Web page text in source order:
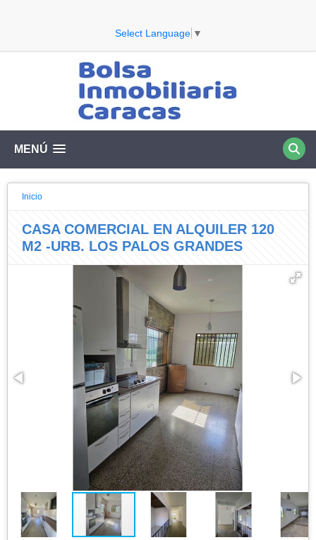
Select Language ▼
MENÚ
Inicio
CASA COMERCIAL EN ALQUILER 120
M2 -URB. LOS PALOS GRANDES